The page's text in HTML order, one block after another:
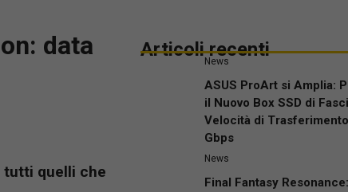
data
tutti quelli che
Articoli recenti
News
ASUS ProArt si Amplia:
il Nuovo Box SSD di
Velocità di
Gbps
News
Final Fantasy